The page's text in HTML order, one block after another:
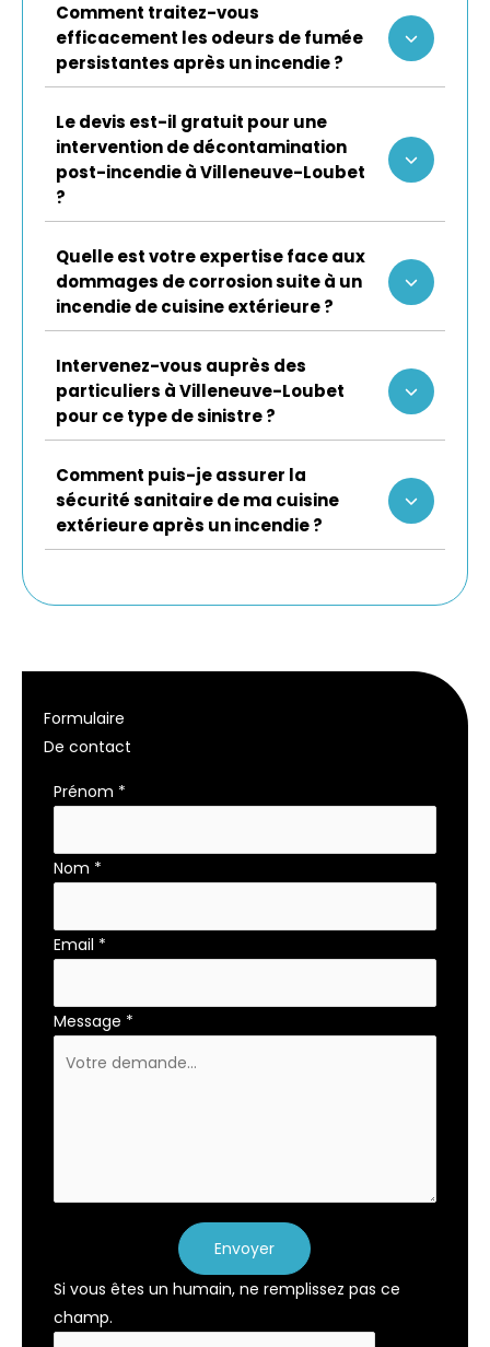
Comment traitez-vous
efficacement les odeurs de fumée
persistantes après un incendie ?
Le devis est-il gratuit pour une
intervention de décontamination
post-incendie à Villeneuve-Loubet
?
Quelle est votre expertise face aux
dommages de corrosion suite à un
incendie de cuisine extérieure ?
Intervenez-vous auprès des
particuliers à Villeneuve-Loubet
pour ce type de sinistre ?
Comment puis-je assurer la
sécurité sanitaire de ma cuisine
extérieure après un incendie ?
Formulaire
De contact
Formulaire
Prénom *
Nom *
Email *
Message *
Envoyer
Si vous êtes un humain, ne remplissez pas ce
champ.